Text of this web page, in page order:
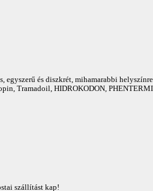
és diszkrét, mihamarabbi
Tramadoil, HIDROKODON,
szállítást kap!